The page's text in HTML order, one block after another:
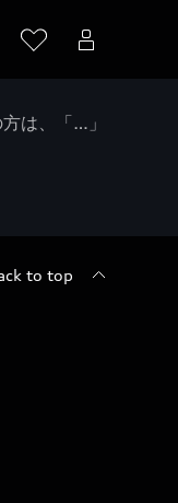
は、「…」
to top